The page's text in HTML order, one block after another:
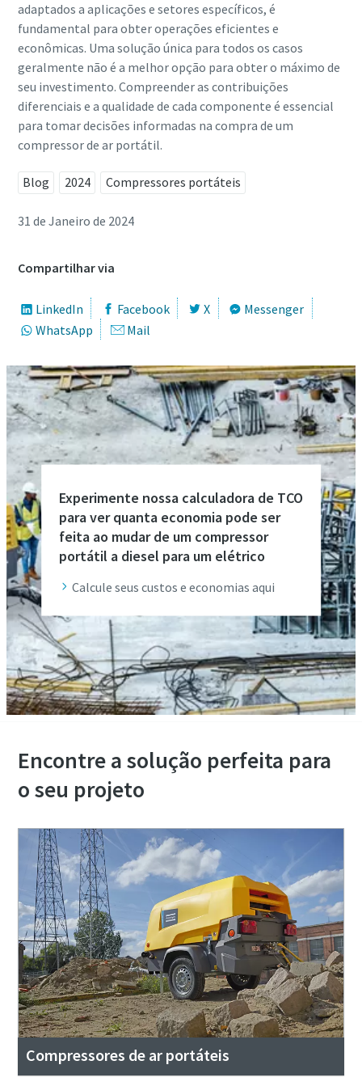
adaptados a aplicações e setores específicos, é
fundamental para obter operações eficientes e
econômicas. Uma solução única para todos os casos
geralmente não é a melhor opção para obter o máximo de
seu investimento. Compreender as contribuições
diferenciais e a qualidade de cada componente é essencial
para tomar decisões informadas na compra de um
compressor de ar portátil.
Blog 2024 Compressores portáteis
31 de Janeiro de 2024
Compartilhar via
LinkedIn Facebook X
Messenger
WhatsApp
Mail
Experimente nossa calculadora de TCO
para ver quanta economia pode ser
feita ao mudar de um compressor
portátil a diesel para um elétrico
Calcule seus custos e economias aqui
Encontre a solução perfeita para
o seu projeto
Compressores de ar portáteis